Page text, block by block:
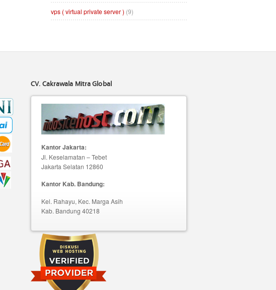
vps ( virtual private server ) (9)
CV. Cakrawala Mitra Global
Kantor Jakarta:
Jl. Keselamatan – Tebet
Jakarta Selatan 12860
Kantor Kab. Bandung:
Kel. Rahayu, Kec. Marga Asih
Kab. Bandung 40218